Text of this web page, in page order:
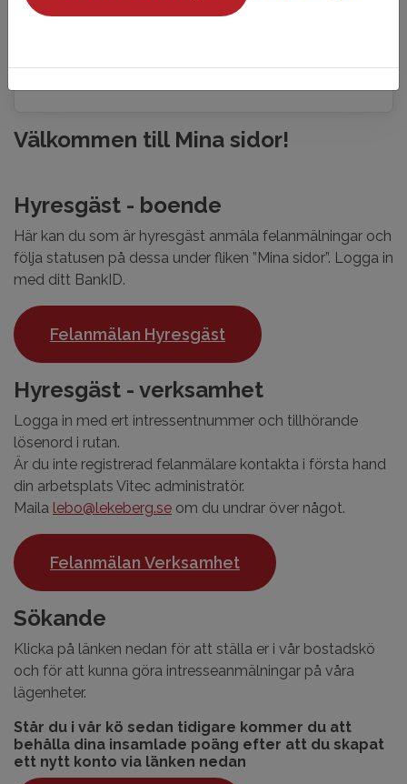
Välkommen till Mina sidor!
Hyresgäst - boende
Här kan du som är hyresgäst anmäla felanmälningar och
följa statusen på dessa under fliken ”Mina sidor”. Logga in
med ditt BankID.
Felanmälan Hyresgäst
Hyresgäst - verksamhet
Logga in med ert intressentnummer och tillhörande
lösenord i rutan.
Är du inte registrerad felanmälare kontakta i första hand
din arbetsplats Vitec administratör.
Maila lebo@lekeberg.se om du undrar över något.
Felanmälan Verksamhet
Sökande
Klicka på länken nedan för att ställa er i vår bostadskö
och för att kunna göra intresseanmälningar på våra
lägenheter.
Står du i vår kö sedan tidigare kommer du att
behålla dina insamlade poäng efter att du skapat
ett nytt konto via länken nedan